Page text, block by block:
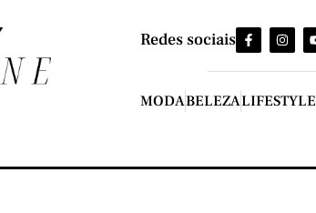
Redes sociais
MODABELEZALIFESTYLE